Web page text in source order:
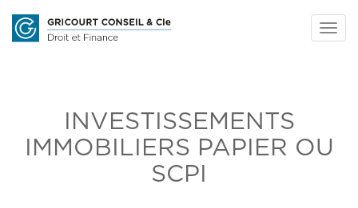
INVESTISSEMENTS
IMMOBILIERS PAPIER OU
SCPI